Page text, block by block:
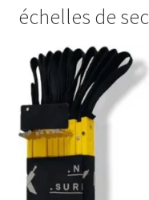
échelles de